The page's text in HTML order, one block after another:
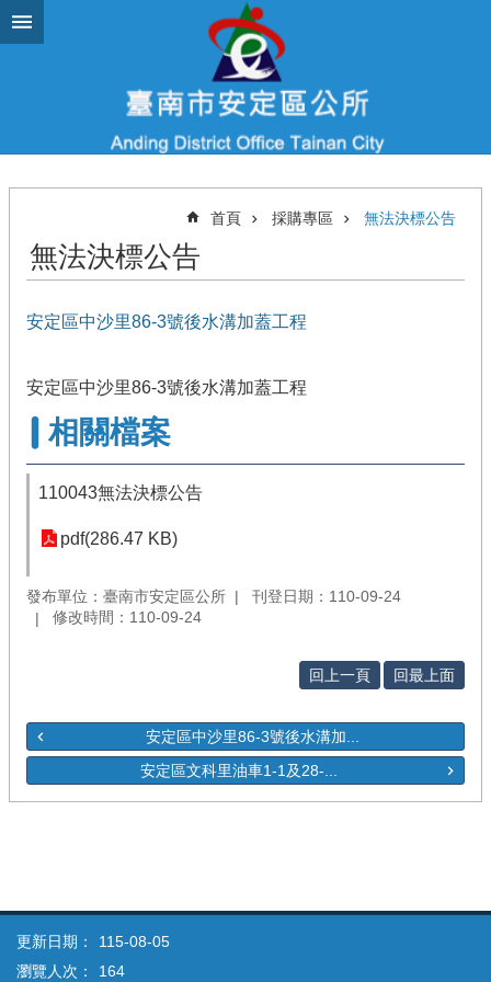
跳到主要內容區塊
首頁 採購專區 無法決標公告
無法決標公告
安定區中沙里86-3號後水溝加蓋工程
安定區中沙里86-3號後水溝加蓋工程
相關檔案
110043無法決標公告
pdf(286.47 KB)
發布單位：臺南市安定區公所
刊登日期：110-09-24
修改時間：110-09-24
回上一頁 回最上面
安定區中沙里86-3號後水溝加...
安定區文科里油車1-1及28-...
更新日期：
115-08-05
瀏覽人次：
164